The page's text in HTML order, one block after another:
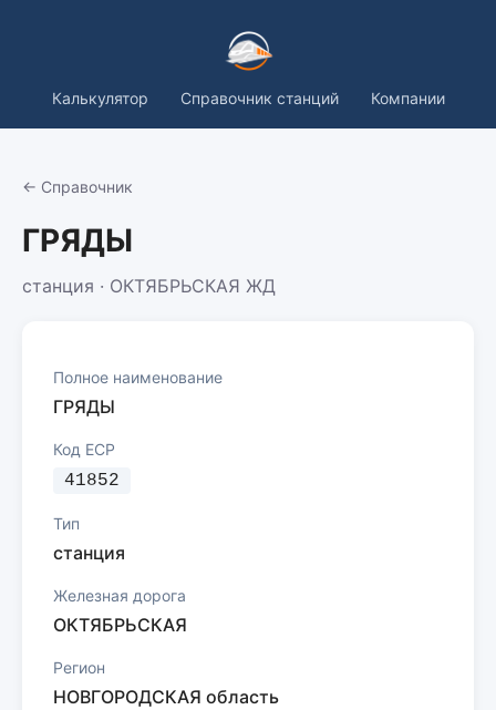
Калькулятор Справочник станций Компании
← Справочник
ГРЯДЫ
станция · ОКТЯБРЬСКАЯ ЖД
Полное наименование
ГРЯДЫ
Код ЕСР
41852
Тип
станция
Железная дорога
ОКТЯБРЬСКАЯ
Регион
НОВГОРОДСКАЯ область